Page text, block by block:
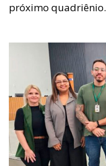
próximo quadriênio.